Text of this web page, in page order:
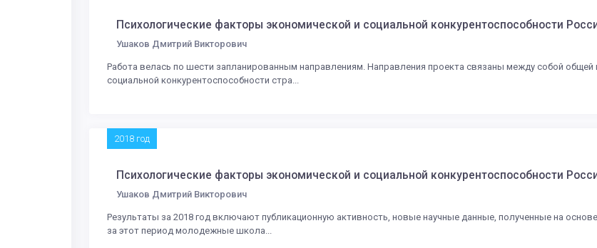
Психологические факторы экономической и социальной конкурентоспособности
Ушаков Дмитрий Викторович
Работа велась по шести запланированным направлениям. Направления проекта связаны между собой
социальной конкурентоспособности стра...
2018 год
Психологические факторы экономической и социальной конкурентоспособности
Ушаков Дмитрий Викторович
Результаты за 2018 год включают публикационную активность, новые научные данные, полученные на
за этот период молодежные школа...